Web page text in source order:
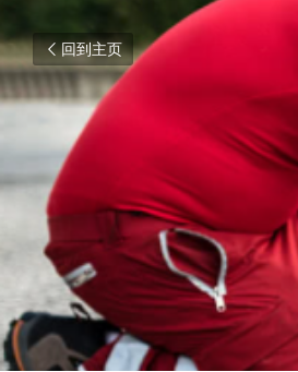
回到主页